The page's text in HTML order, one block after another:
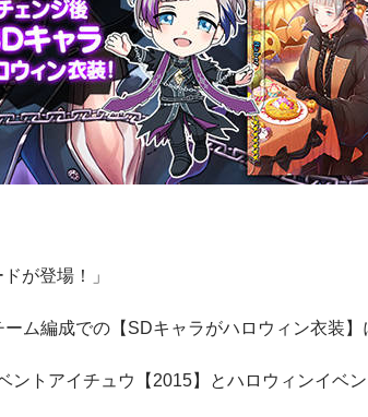
が登場！」
ム編成での【SDキャラがハロウィン衣装】
トアイチュウ【2015】とハロウィンイベン